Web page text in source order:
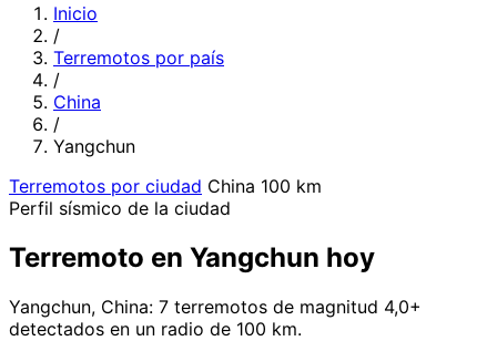
Inicio
/
Terremotos por país
/
China
/
Yangchun
Terremotos por ciudad China 100 km
Perfil sísmico de la ciudad
Terremoto en Yangchun hoy
Yangchun, China: 7 terremotos de magnitud 4,0+
detectados en un radio de 100 km.